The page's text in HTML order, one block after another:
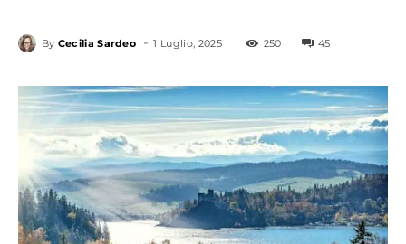
By Cecilia Sardeo - 1 Luglio, 2025 250 45